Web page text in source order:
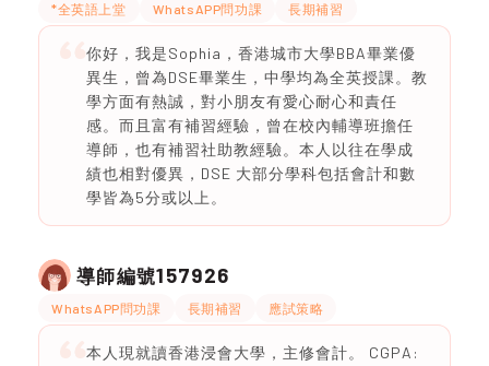
*全英語上堂 WhatsAPP問功課 長期補習
你好，我是Sophia，香港城市大學BBA畢業優
異生，曾為DSE畢業生，中學均為全英授課。教
學方面有熱誠，對小朋友有愛心耐心和責任
感。而且富有補習經驗，曾在校內輔導班擔任
導師，也有補習社助教經驗。本人以往在學成
績也相對優異，DSE 大部分學科包括會計和數
學皆為5分或以上。
導師編號157926
WhatsAPP問功課 長期補習 應試策略
本人現就讀香港浸會大學，主修會計。 CGPA: